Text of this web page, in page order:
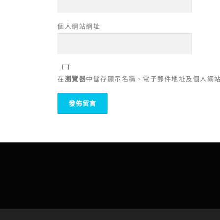
個人網站網址
在瀏覽器中儲存顯示名稱、電子郵件地址及個人網